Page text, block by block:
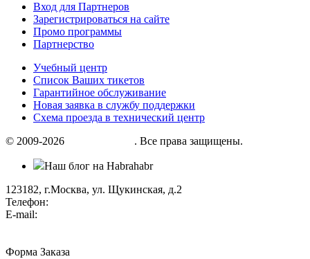
Вход для Партнеров
Зарегистрироваться на сайте
Промо программы
Партнерство
Учебный центр
Список Ваших тикетов
Гарантийное обслуживание
Новая заявка в службу поддержки
Схема проезда в технический центр
© 2009-2026
. Все права защищены.
Наш блог на Habrahabr
123182, г.Москва, ул. Щукинская, д.2
Телефон:
E-mail:
Форма Заказа